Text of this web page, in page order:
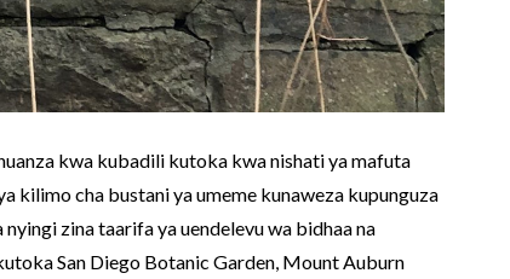
kwa kubadili kutoka kwa nishati ya mafuta
kilimo cha bustani ya umeme kunaweza kupunguza
zina taarifa ya uendelevu wa bidhaa na
San Diego Botanic Garden, Mount Auburn